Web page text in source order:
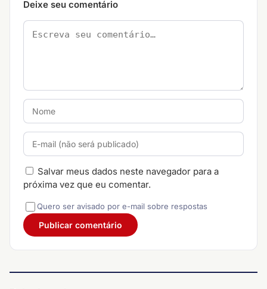
Deixe seu comentário
Salvar meus dados neste navegador para a
próxima vez que eu comentar.
Quero ser avisado por e-mail sobre respostas